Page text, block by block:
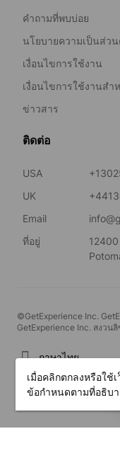
คำถามที่พบบ่อย
นโยบายความเป็นส่ว
เงื่อนไขการใช้งาน
เงื่อนไขการใช้งานสำ
ข่าวสาร
ติดต่อ
USA
UK
Email
ที่อยู่
©GetExperience Inc.
GetExperience Inc. สงวน
ภาษาไทย
เมื่อคลิกตกลงหรือใ
ข้อกำหนดตามที่อธิบ